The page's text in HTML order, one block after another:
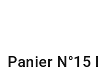
dans
Panier